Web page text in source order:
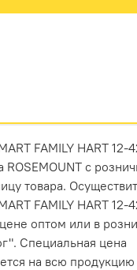
FAMILY HART 12-
ROSEMOUNT с
товара.
FAMILY HART 12-
оптом или в
Специальная цена
на всю продукцию